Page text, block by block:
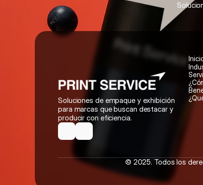
Soluciones de empaque y exhibición
para marcas que buscan destacar y
producir con eficiencia.
© 2025. Todos los